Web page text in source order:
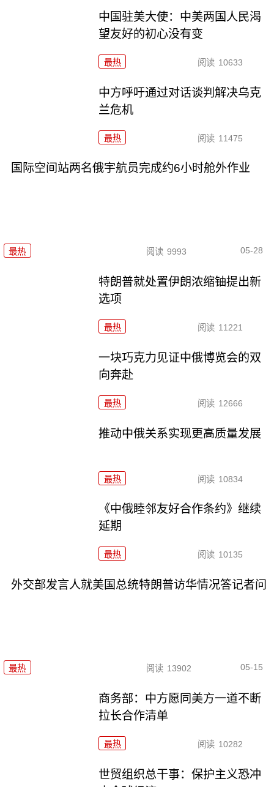
中国驻美大使：中美两国人民渴
望友好的初心没有变
最热 阅读 10633
中方呼吁通过对话谈判解决乌克
兰危机
最热 阅读 11475
国际空间站两名俄宇航员完成约6小时舱外作业
最热 阅读 9993 05-28
特朗普就处置伊朗浓缩铀提出新
选项
最热 阅读 11221
一块巧克力见证中俄博览会的双
向奔赴
最热 阅读 12666
推动中俄关系实现更高质量发展
最热 阅读 10834
《中俄睦邻友好合作条约》继续
延期
最热 阅读 10135
外交部发言人就美国总统特朗普访华情况答记者问
最热 阅读 13902 05-15
商务部：中方愿同美方一道不断
拉长合作清单
最热 阅读 10282
世贸组织总干事：保护主义恐冲